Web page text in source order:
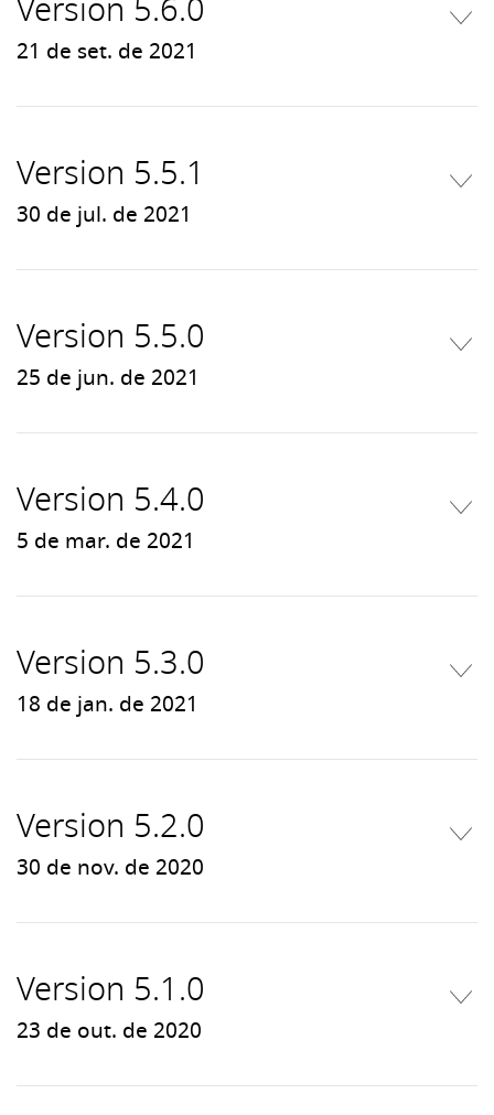
Version 5.6.0
21 de set. de 2021
Version 5.5.1
30 de jul. de 2021
Version 5.5.0
25 de jun. de 2021
Version 5.4.0
5 de mar. de 2021
Version 5.3.0
18 de jan. de 2021
Version 5.2.0
30 de nov. de 2020
Version 5.1.0
23 de out. de 2020